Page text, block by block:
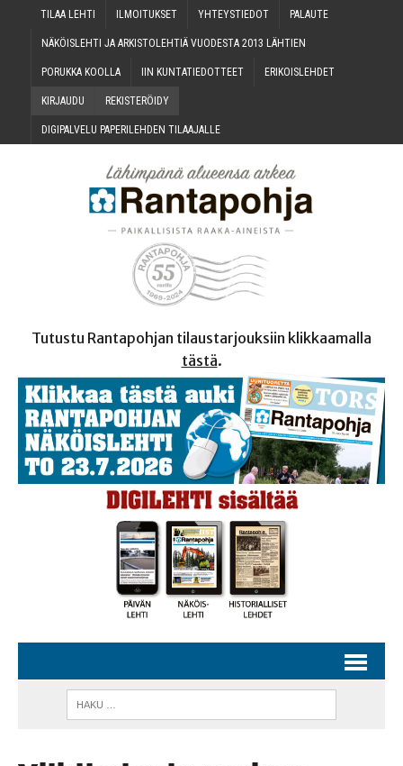
TILAA LEH­TI ILMOI­TUK­SET YHTEYS­TIE­DOT PALAU­TE
NÄKÖIS­LEH­TI JA ARKIS­TO­LEH­TIÄ VUO­DES­TA 2013 LÄHTIEN
PORUK­KA KOOLLA IIN KUN­TA­TIE­DOT­TEET ERI­KOIS­LEH­DET
KIR­JAU­DU REKIS­TE­RÖI­DY
DIGI­PAL­VE­LU PAPE­RI­LEH­DEN TILAAJALLE
Tutustu Rantapohjan tilaustarjouksiin klikkaamalla
tästä.